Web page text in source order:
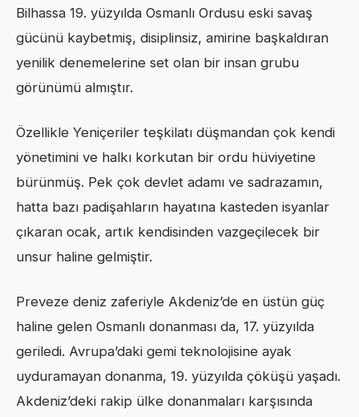
Bilhassa 19. yüzyılda Osmanlı Ordusu eski savaş
gücünü kaybetmiş, disiplinsiz, amirine başkaldıran
yenilik denemelerine set olan bir insan grubu
görünümü almıştır.
Özellikle Yeniçeriler teşkilatı düşmandan çok kendi
yönetimini ve halkı korkutan bir ordu hüviyetine
bürünmüş. Pek çok devlet adamı ve sadrazamın,
hatta bazı padişahların hayatına kasteden isyanlar
çıkaran ocak, artık kendisinden vazgeçilecek bir
unsur haline gelmiştir.
Preveze deniz zaferiyle Akdeniz’de en üstün güç
haline gelen Osmanlı donanması da, 17. yüzyılda
geriledi. Avrupa’daki gemi teknolojisine ayak
uyduramayan donanma, 19. yüzyılda çöküşü yaşadı.
Akdeniz’deki rakip ülke donanmaları karşısında